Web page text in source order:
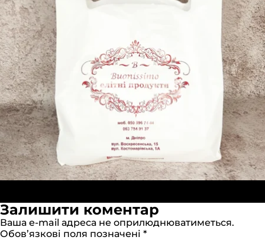
розмір
Залишити коментар
Ваша e-mail адреса не оприлюднюватиметься.
Обов’язкові поля позначені *